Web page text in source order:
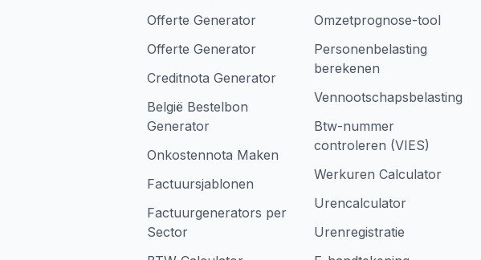
Offerte Generator
Offerte Generator
Creditnota Generator
België Bestelbon
Generator
Onkostennota Maken
Factuursjablonen
Factuurgenerators per
Sector
Omzetprognose-tool
Personenbelasting
berekenen
Vennootschapsbelasting
Btw-nummer
controleren (VIES)
Werkuren Calculator
Urencalculator
Urenregistratie